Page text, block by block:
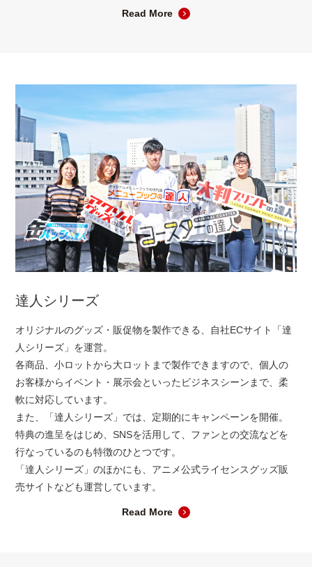
Read More
達人シリーズ
オリジナルのグッズ・販促物を製作できる、自社ECサイト「達
人シリーズ」を運営。
各商品、小ロットから大ロットまで製作できますので、個人の
お客様からイベント・展示会といったビジネスシーンまで、柔
軟に対応しています。
また、「達人シリーズ」では、定期的にキャンペーンを開催。
特典の進呈をはじめ、SNSを活用して、ファンとの交流などを
行なっているのも特徴のひとつです。
「達人シリーズ」のほかにも、アニメ公式ライセンスグッズ販
売サイトなども運営しています。
Read More